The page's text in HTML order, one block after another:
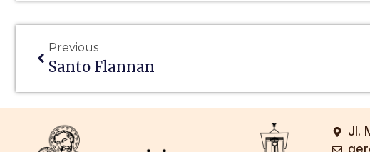
Previous
Santo Flannan
Jl.